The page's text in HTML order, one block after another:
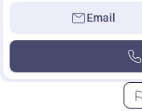
Email